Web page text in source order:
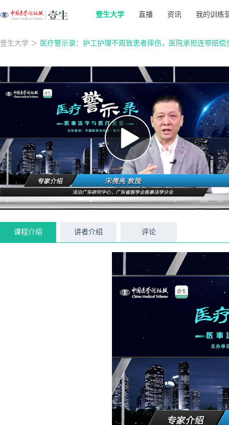
壹生大学 直播 资讯 我的训练
壹生大学 ＞ 医疗警示录：护工护理不周致患者摔伤，医院承担连带赔偿
课程介绍 讲者介绍 评论